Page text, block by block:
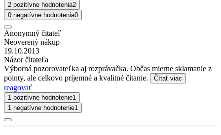
2 pozitívne hodnotenia2
0 negatívne hodnotenia0
Anonymný čitateľ
Neoverený nákup
19.10.2013
Názor čitateľa
Výborná pozorovateľka aj rozprávačka. Občas mierne sklamanie z
pointy, ale celkovo príjemné a kvalitné čítanie.
Čítať viac
reagovať
1 pozitívne hodnotenie1
1 negatívne hodnotenie1